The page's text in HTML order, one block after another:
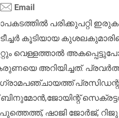
പരിക്കുപറ്റി
ടീച്ചർ കൂടിയായ
വെള്ളത്താൽ
അറിയിച്ചത്.
പ്രസിഡന്റ്
ഷാജി ജോർജ്‌,